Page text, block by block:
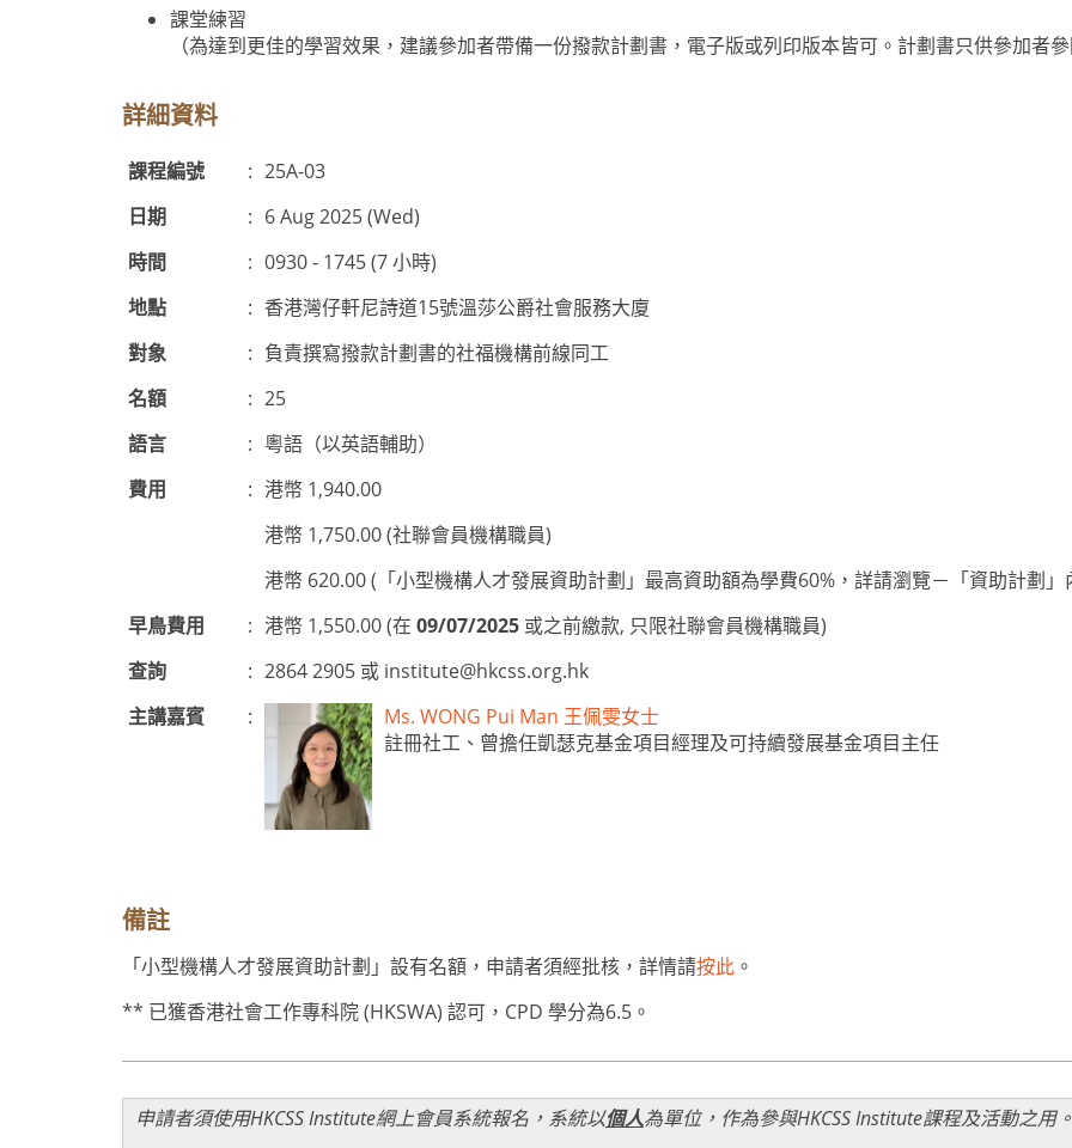
課堂練習
（為達到更佳的學習效果，建議參加者帶備一份撥款計劃書，電子版或列印版本皆可。計劃書只供參加者
詳細資料
課程編號 : 25A-03
日期
: 6 Aug 2025 (Wed)
時間
: 0930 - 1745 (7 小時)
地點
: 香港灣仔軒尼詩道15號溫莎公爵社會服務大廈
對象
: 負責撰寫撥款計劃書的社福機構前線同工
名額
: 25
語言
: 粵語（以英語輔助）
費用
: 港幣 1,940.00
港幣 1,750.00 (社聯會員機構職員)
港幣 620.00 (「小型機構人才發展資助計劃」最高資助額為學費60%，詳請瀏覽－「資助計劃」
早鳥費用
: 港幣 1,550.00 (在 09/07/2025 或之前繳款, 只限社聯會員機構職員)
查詢
: 2864 2905 或 institute@hkcss.org.hk
主講嘉賓
:
Ms. WONG Pui Man 王佩雯女士
註冊社工、曾擔任凱瑟克基金項目經理及可持續發展基金項目主任
備註
「小型機構人才發展資助計劃」設有名額，申請者須經批核，詳情請按此 。
** 已獲香港社會工作專科院 (HKSWA) 認可，CPD 學分為6.5。
申請者須使用HKCSS Institute網上會員系統報名，系統以個人為單位，作為參與HKCSS Institute課程及活動之用